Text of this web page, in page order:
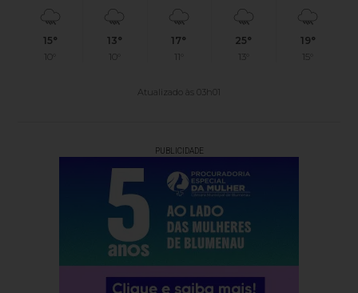
15°
10°
13°
10°
17°
11°
25°
13°
19°
15°
Atualizado às 03h01
PUBLICIDADE